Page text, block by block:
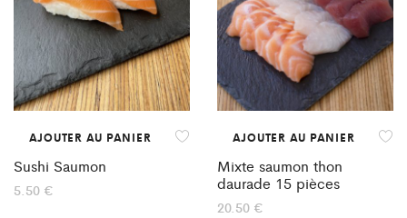
AJOUTER AU PANIER
Sushi Saumon
5.50 €
AJOUTER AU PANIER
Mixte saumon thon
daurade 15 pièces
20.50 €